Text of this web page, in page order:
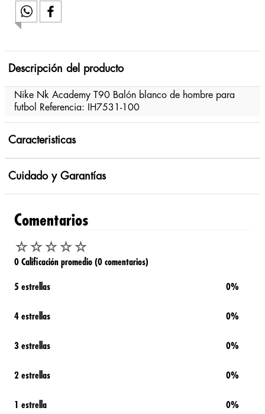
Descripción del producto
Nike Nk Academy T90 Balón blanco de hombre para
futbol Referencia: IH7531-100
Caracteristicas
Cuidado y Garantías
Comentarios
☆☆☆☆☆
0 Calificación promedio (0 comentarios)
5 estrellas 0%
4 estrellas 0%
3 estrellas 0%
2 estrellas 0%
1 estrella 0%